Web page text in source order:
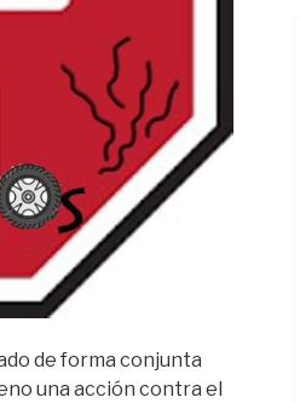
de forma conjunta
una acción contra el